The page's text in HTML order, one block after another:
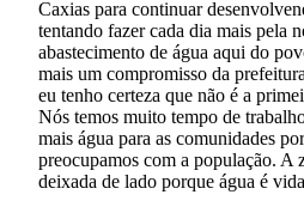
Caxias para continuar
tentando fazer cada dia mais pela
abastecimento de água aqui do
mais um compromisso da
eu tenho certeza que não é a
Nós temos muito tempo de
mais água para as comunidades
preocupamos com a população. A
deixada de lado porque água é